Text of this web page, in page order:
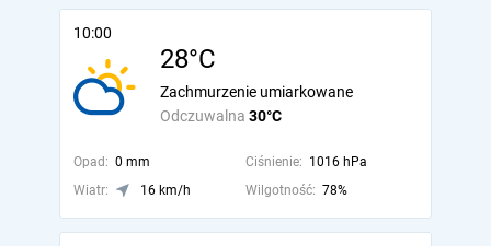
10:00
28°C
Odczuwalna 30°C
Zachmurzenie umiarkowane
Opad: 0 mm Ciśnienie: 1016 hPa
Wiatr:
16 km/h Wilgotność: 78%